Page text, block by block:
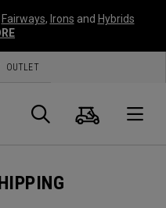
Fairways, Irons and Hybrids
OUTLET
Suche